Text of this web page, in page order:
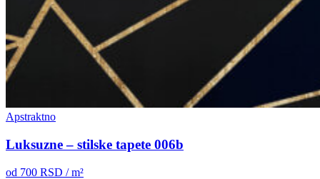
Apstraktno
Luksuzne – stilske tapete 006b
od 700 RSD / m²